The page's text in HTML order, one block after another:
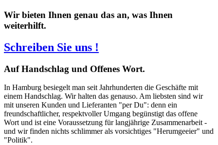
Wir bieten Ihnen genau das an, was Ihnen
weiterhilft.
Schreiben Sie uns !
AufHandschlag und Offenes Wort.
In Hamburg besiegelt man seit Jahrhunderten die Geschäfte mit
einem Handschlag. Wir halten das genauso. Am liebsten sind wir
mit unseren Kunden und Lieferanten "per Du": denn ein
freundschaftlicher, respektvoller Umgang begünstigt das offene
Wort und ist eine Voraussetzung für langjährige Zusammenarbeit -
und wir finden nichts schlimmer als vorsichtiges "Herumgeeier" und
"Politik".